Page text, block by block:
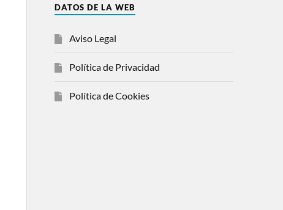
DATOS DE LA WEB
Aviso Legal
Política de Privacidad
Política de Cookies